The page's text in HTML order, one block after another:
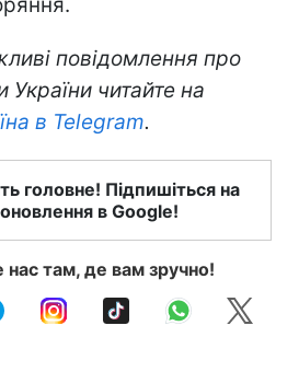
повідомлення про
України читайте на
в Telegram.
головне! Підпишіться на
в Google!
нас там, де вам зручно!